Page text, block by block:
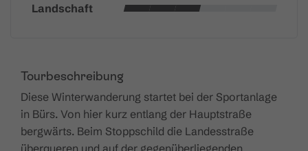
Landschaft
Tourbeschreibung
Diese Winterwanderung startet bei der Sportanlage
in Bürs. Von hier kurz entlang der Hauptstraße
bergwärts. Beim Stoppschild die Landesstraße
überqueren und auf der gegenüberliegenden